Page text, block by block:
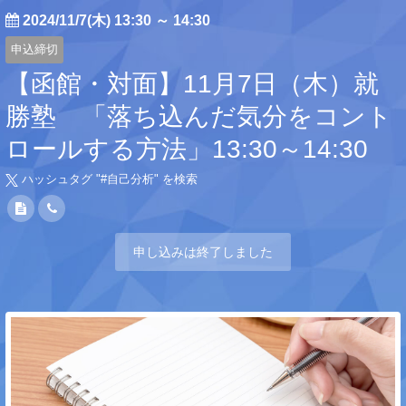
2024/11/7(木) 13:30 ～ 14:30
申込締切
【函館・対面】11月7日（木）就
勝塾 「落ち込んだ気分をコント
ロールする方法」13:30～14:30
ハッシュタグ "#自己分析" を検索
申し込みは終了しました